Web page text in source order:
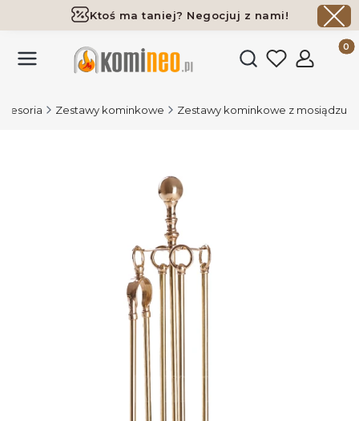
Ktoś ma taniej? Negocjuj z nami!
Darmowa dostawa już od 700 zł
Otwórz
Zestawy kominkowe Zestawy kominkowe z mosiądzu